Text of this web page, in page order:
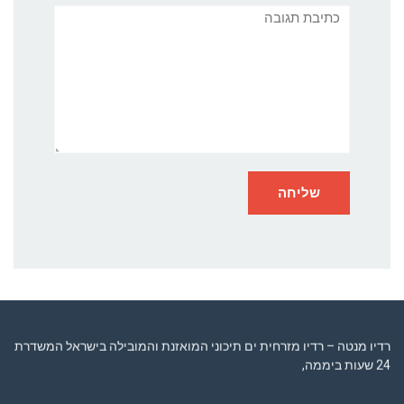
תגובה
רדיו מנטה – רדיו מזרחית ים תיכוני המואזנת והמובילה בישראל המשדרת
24 שעות ביממה,